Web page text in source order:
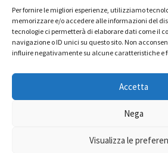
Per fornire le migliori esperienze, utilizziamo
memorizzare e/o accedere alle informazioni del
tecnologie ci permetterà di elaborare dati come il
navigazione o ID unici su questo sito. Non
influire negativamente su alcune caratteristiche e
Accetta
Nega
Visualizza le
Formazione Politica
Eventi